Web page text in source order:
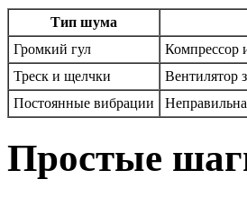
Тип шума
Громкий гул
Компрессор
Треск и щелчки
Вентилятор
Постоянные вибрации
Простые